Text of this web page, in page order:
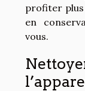
profiter
en
vous.